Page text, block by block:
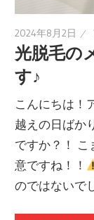
2024年8月2日
光脱毛の
す♪
こんにちは！
越えの日ばか
ですか？！ こ
意ですね！！
のではないで